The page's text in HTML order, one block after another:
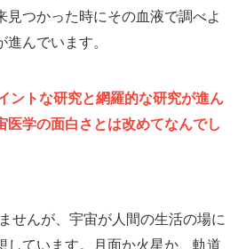
見つかった時にその血液で調べよ
進んでいます。
ントな研究と網羅的な研究が進ん
医学の面白さとは改めてなんでし
せんが、宇宙が人間の生活の場に
しています。月面か火星か、軌道